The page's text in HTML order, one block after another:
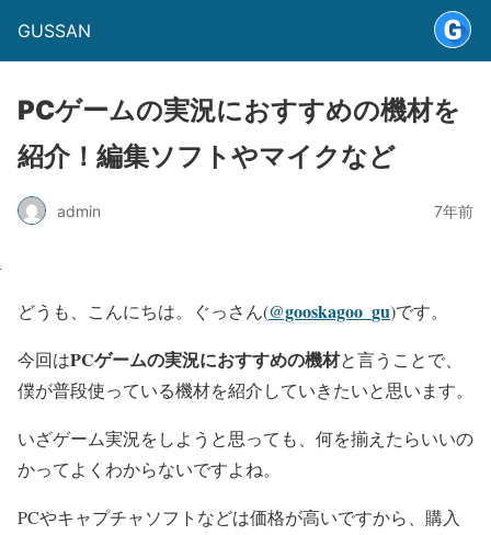
GUSSAN
PCゲームの実況におすすめの機材を
紹介！編集ソフトやマイクなど
admin 7年前
どうも、こんにちは。ぐっさん(@gooskagoo_gu)です。
今回はPCゲームの実況におすすめの機材と言うことで、
僕が普段使っている機材を紹介していきたいと思います。
いざゲーム実況をしようと思っても、何を揃えたらいいの
かってよくわからないですよね。
PCやキャプチャソフトなどは価格が高いですから、購入